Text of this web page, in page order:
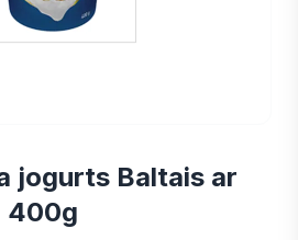
jogurts Baltais ar
400g